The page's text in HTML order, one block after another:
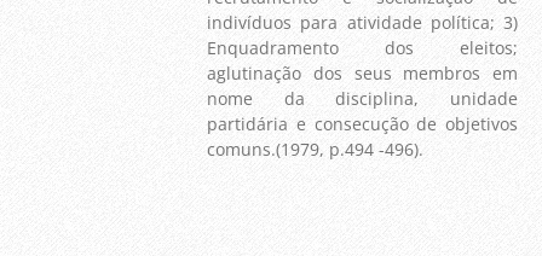
indivíduos para atividade política; 3)
Enquadramento dos eleitos;
aglutinação dos seus membros em
nome da disciplina, unidade
partidária e consecução de objetivos
comuns.(1979, p.494 -496).